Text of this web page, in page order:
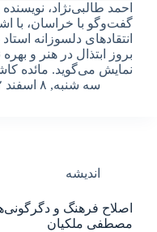
احمد طالبی‌نژاد،
گفت‌وگو با خراسان، با
انتقادهای دلسوزانه
بروز ابتذال در هنر و
نمایش می‌گوید. مائده
سه شنبه, ۸ اسفند ۱۴۰۲ – ۱۳:۳۵
اندیشه
اصلاح فرهنگ و
مصطفی ملکیان